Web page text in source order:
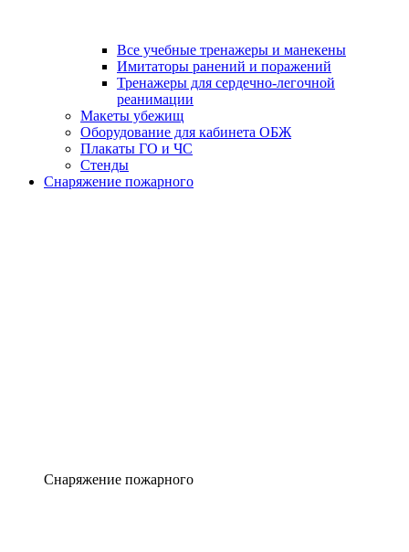
Все учебные тренажеры и манекены
Имитаторы ранений и поражений
Тренажеры для сердечно-легочной
реанимации
Макеты убежищ
Оборудование для кабинета ОБЖ
Плакаты ГО и ЧС
Стенды
Снаряжение пожарного
Снаряжение пожарного